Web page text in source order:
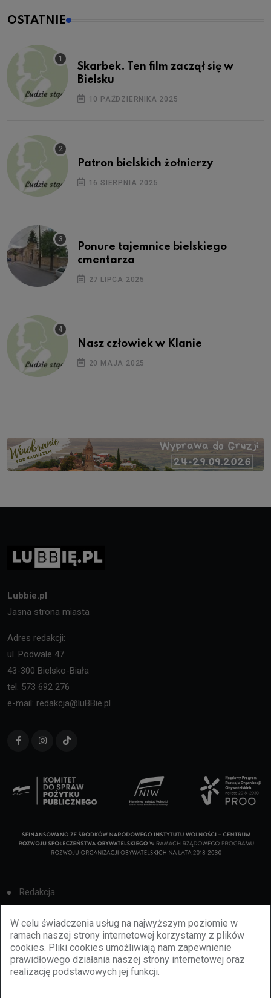
W celu świadczenia usług na najwyższym poziomie w
ramach naszej strony internetowej korzystamy z plików
cookies. Pliki cookies umożliwiają nam zapewnienie
prawidłowego działania naszej strony internetowej oraz
realizację podstawowych jej funkcji.
OSTATNIE
Skarbek. Ten film zaczął się w
Bielsku
10 PAŹDZIERNIKA 2025
Patron bielskich żołnierzy
16 SIERPNIA 2025
Ponure tajemnice bielskiego
cmentarza
27 LIPCA 2025
Nasz człowiek w Klanie
20 MAJA 2025
Lubbie.pl
Jasna strona miasta
Adres redakcji:
ul. Podwale 47
43-300 Bielsko-Biała
tel. 573 692 276
e-mail: redakcja@luBBie.pl
Redakcja
Cookies
Reklama
BBiletomania